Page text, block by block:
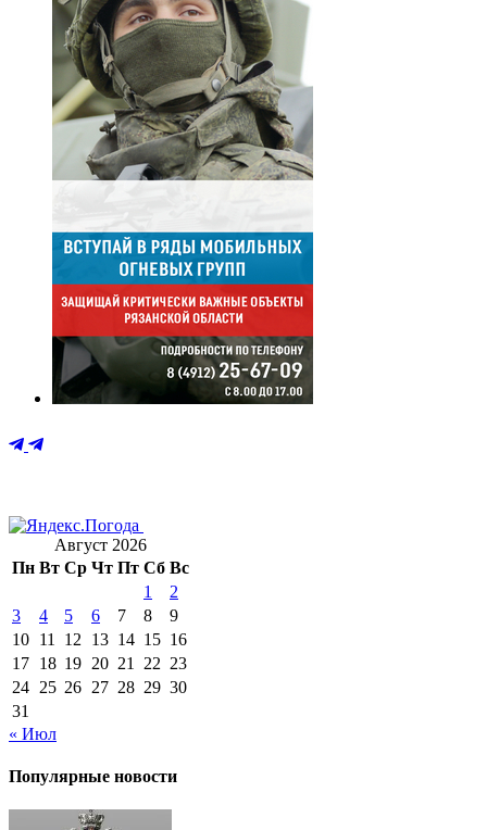
Август 2026
Пн Вт Ср Чт Пт Сб Вс
1
2
3
4 5 6 7 8
9
10 11 12 13 14 15 16
17 18 19 20 21 22 23
24 25 26 27 28 29 30
31
« Июл
Популярные новости